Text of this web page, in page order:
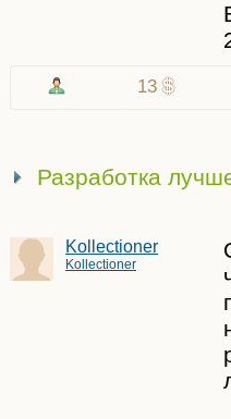
13
Разработка
Kollectioner
Kollectioner